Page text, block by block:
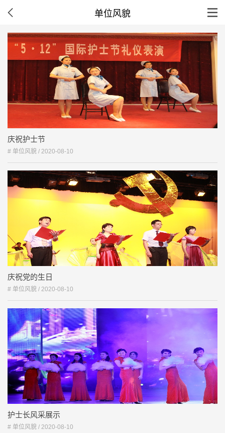
单位风貌
庆祝护士节
# 单位风貌 / 2020-08-10
庆祝党的生日
# 单位风貌 / 2020-08-10
护士长风采展示
# 单位风貌 / 2020-08-10